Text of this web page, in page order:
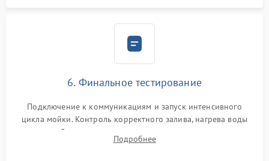
6. Финальное тестирование
Подключение к коммуникациям и запуск интенсивного
цикла мойки. Контроль корректного залива, нагрева воды
до нужной температуры, отсутствия посторонних шумов,
штатного слива и абсолютной сухости в поддоне.
Подробнее